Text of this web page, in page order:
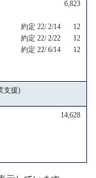
6,823
約定 22/ 2/14 12
約定 22/ 2/22 12
約定 22/ 6/14 12
支援)
14,628